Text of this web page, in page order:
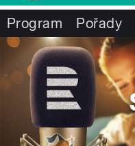
Program Pořady